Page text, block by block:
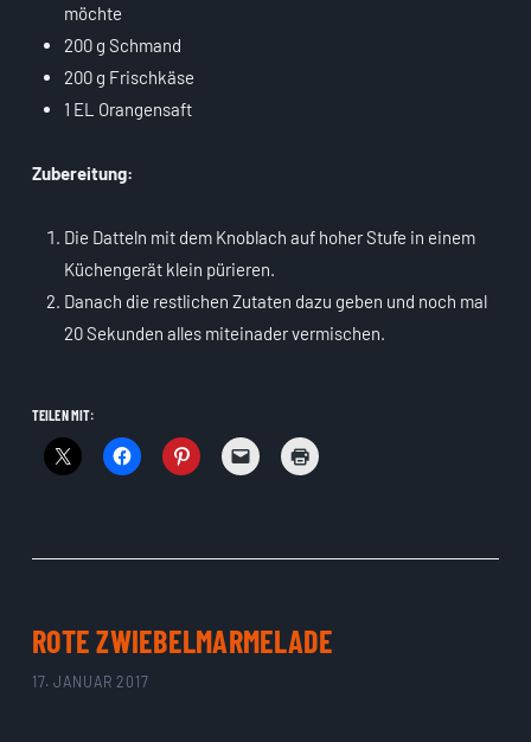
möchte
200 g Schmand
200 g Frischkäse
1 EL Orangensaft
Zubereitung:
Die Datteln mit dem Knoblach auf hoher Stufe in einem
Küchengerät klein pürieren.
Danach die restlichen Zutaten dazu geben und noch mal
20 Sekunden alles miteinader vermischen.
TEILEN MIT:
ROTE ZWIEBELMARMELADE
17. JANUAR 2017